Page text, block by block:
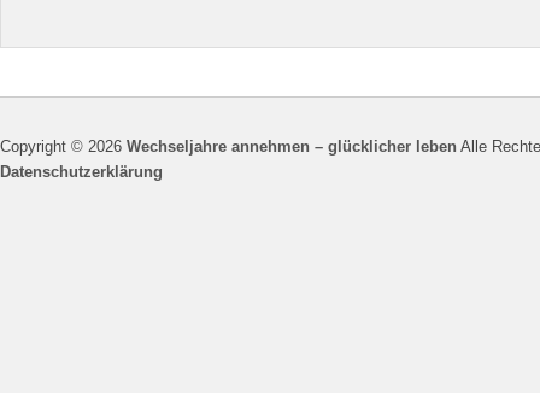
Copyright © 2026 Wechseljahre annehmen – glücklicher leben Alle
Datenschutzerklärung